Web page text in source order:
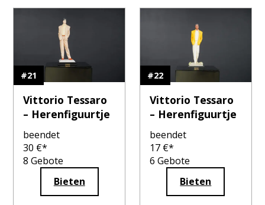
#21
Vittorio Tessaro
– Herenfiguurtje
beendet
30 €*
8 Gebote
Bieten
#22
Vittorio Tessaro
– Herenfiguurtje
beendet
17 €*
6 Gebote
Bieten